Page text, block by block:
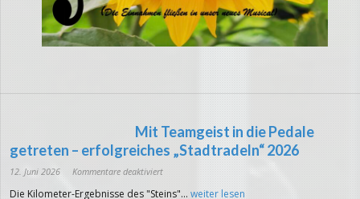
Mit Teamgeist in die Pedale
getreten – erfolgreiches „Stadtradeln“ 2026
12. Juni 2026 Kommentare deaktiviertfür
in
Die Kilometer-Ergebnisse des "Steins"... weiter lesen